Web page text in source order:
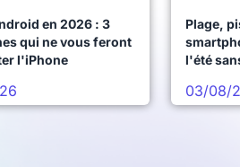
en 2026 : 3
qui ne vous feront
l'iPhone
Plage,
l'été
03/08/